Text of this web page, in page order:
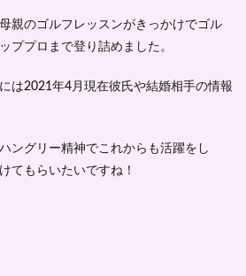
親のゴルフレッスンがきっかけでゴル
ププロまで登り詰めました。
は2021年4月現在彼氏や結婚相手の情報
ングリー精神でこれからも活躍をし
てもらいたいですね！